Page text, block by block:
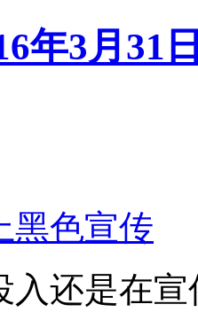
年3月31
黑色宣传
入还是在